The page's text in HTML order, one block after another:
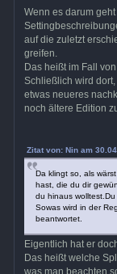
Wenn es darum
auf die zuletzt
greifen.
Das heißt im Fall
Schließlich wird
etwas neueres
noch ältere Edition
Zitat von: Nin am
Da klingt so, als
hast, die du dir
du hinaus
Sowas wird in der
beantwortet.
Eigentlich hat er
Das heißt welche
was man beachten